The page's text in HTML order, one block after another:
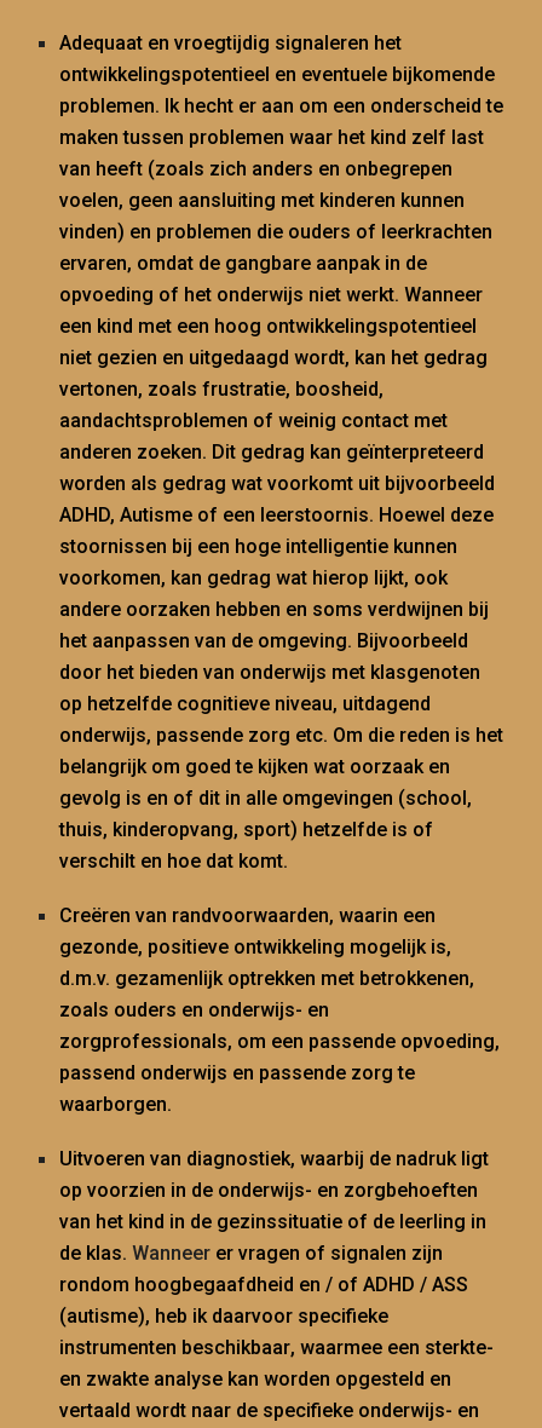
Adequaat en vroegtijdig signaleren het
ontwikkelingspotentieel en eventuele bijkomende
problemen.
Ik hecht er aan om een onderscheid te
maken tussen problemen waar het kind zelf last
van heeft (zoals zich anders en onbegrepen
voelen, geen aansluiting met kinderen kunnen
vinden) en problemen die ouders of leerkrachten
ervaren, omdat de gangbare aanpak in de
opvoeding of het onderwijs niet werkt. Wanneer
een kind met een hoog ontwikkelingspotentieel
niet gezien en uitgedaagd wordt, kan het gedrag
vertonen, zoals frustratie, boosheid,
aandachtsproblemen of weinig contact met
anderen zoeken. Dit gedrag kan geïnterpreteerd
worden als gedrag wat voorkomt uit bijvoorbeeld
ADHD, Autisme of een leerstoornis. Hoewel deze
stoornissen bij een hoge intelligentie kunnen
voorkomen, kan gedrag wat hierop lijkt, ook
andere oorzaken hebben en soms verdwijnen bij
het aanpassen van de omgeving. Bijvoorbeeld
door het bieden van onderwijs met klasgenoten
op hetzelfde cognitieve niveau, uitdagend
onderwijs, passende zorg etc. Om die reden is het
belangrijk om goed te kijken wat oorzaak en
gevolg is en of dit in alle omgevingen (school,
thuis, kinderopvang, sport) hetzelfde is of
verschilt en hoe dat komt.
Creëren van randvoorwaarden, waarin een
gezonde, positieve ontwikkeling mogelijk is,
d.m.v. gezamenlijk optrekken met betrokkenen,
zoals ouders en onderwijs- en
zorgprofessionals, om een passende opvoeding,
passend onderwijs en passende zorg te
waarborgen.
Uitvoeren van diagnostiek, waarbij de nadruk ligt
op voorzien in de onderwijs- en zorgbehoeften
van het kind in de gezinssituatie of de leerling in
de klas.Wanneer er vragen of signalen zijn
rondom hoogbegaafdheid en / of ADHD/ ASS
(autisme), heb ik daarvoor specifieke
instrumenten beschikbaar, waarmee een sterkte-
en zwakte analyse kan worden opgesteld en
vertaald wordt naar de specifieke onderwijs- en